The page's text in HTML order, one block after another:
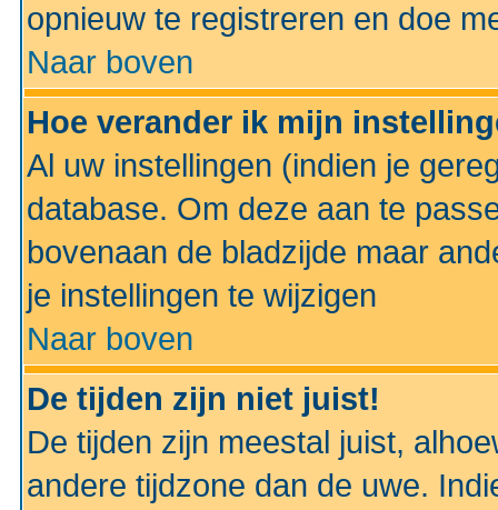
opnieuw te registreren en doe
Naar boven
Hoe verander ik mijn
Al uw instellingen (indien je
database. Om deze aan te
bovenaan de bladzijde maar
je instellingen te wijzigen
Naar boven
De tijden zijn niet juist!
De tijden zijn meestal juist,
andere tijdzone dan de uwe.